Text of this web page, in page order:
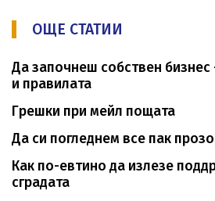
ОЩЕ СТАТИИ
Да започнеш собствен бизнес
и правилата
Грешки при мейл пощата
Да си погледнем все пак
Как по-евтино да излезе
сградата